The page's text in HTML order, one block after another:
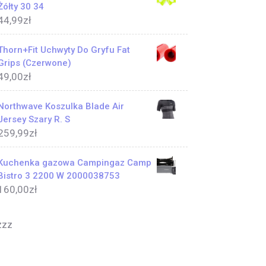
30 34
zł
Uchwyty Do Gryfu Fat
(Czerwone)
zł
Koszulka Blade Air
Szary R. S
zł
gazowa Campingaz Camp
3 2200 W 2000038753
zł